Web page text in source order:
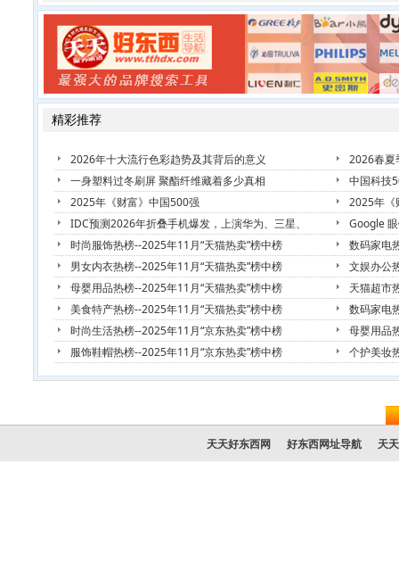
精彩推荐
2026年十大流行色彩趋势及其背后的意义
2026春夏
一身塑料过冬刷屏 聚酯纤维藏着多少真相
中国科技
2025年《财富》中国500强
2025年《
IDC预测2026年折叠手机爆发，上演华为、三星、
Google
时尚服饰热榜--2025年11月“天猫热卖”榜中榜
数码家电
男女内衣热榜--2025年11月“天猫热卖”榜中榜
文娱办公
母婴用品热榜--2025年11月“天猫热卖”榜中榜
天猫超市
美食特产热榜--2025年11月“天猫热卖”榜中榜
数码家电
时尚生活热榜--2025年11月“京东热卖”榜中榜
母婴用品
服饰鞋帽热榜--2025年11月“京东热卖”榜中榜
个护美妆
天天好东西网 好东西网址导航 天